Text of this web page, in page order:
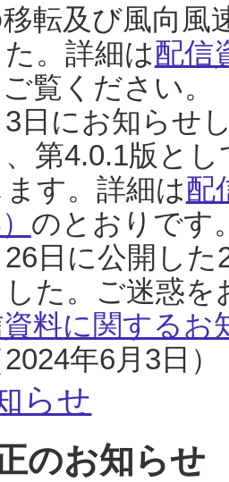
転及び風向風
。詳細は配信
覧ください。
日にお知らせ
、第4.0.1版と
す。詳細は配
のとおりです
日に公開し
た。ご迷惑
料に関するお
年6月3日）
らせ
のお知らせ